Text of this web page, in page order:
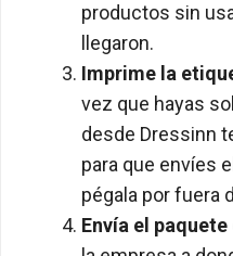
productos sin
llegaron.
Imprime la
vez que hayas
desde Dressinn
para que envíes
pégala por fuera
Envía el